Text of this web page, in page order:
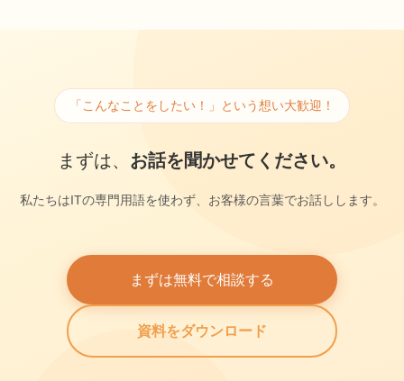
「こんなことをしたい！」という想い大歓迎！
まずは、 お話を聞かせてください。
私たちはITの専門用語を使わず、お客様の言葉でお話しします。
まずは無料で相談する
資料をダウンロード